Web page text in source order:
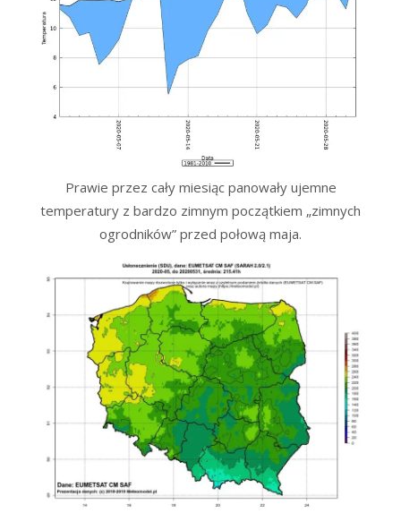
Prawie przez cały miesiąc panowały ujemne
temperatury z bardzo zimnym początkiem „zimnych
ogrodników” przed połową maja.